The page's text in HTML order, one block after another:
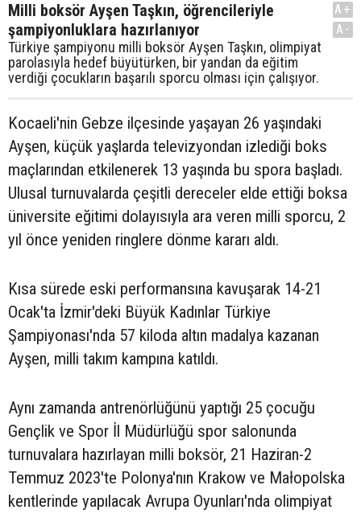
Milli boksör Ayşen Taşkın, öğrencileriyle
şampiyonluklara hazırlanıyor
Türkiye şampiyonu milli boksör Ayşen Taşkın, olimpiyat
parolasıyla hedef büyütürken, bir yandan da eğitim
verdiği çocukların başarılı sporcu olması için çalışıyor.
A+
A-
Kocaeli'nin Gebze ilçesinde yaşayan 26 yaşındaki
Ayşen, küçük yaşlarda televizyondan izlediği boks
maçlarından etkilenerek 13 yaşında bu spora başladı.
Ulusal turnuvalarda çeşitli dereceler elde ettiği boksa
üniversite eğitimi dolayısıyla ara veren milli sporcu, 2
yıl önce yeniden ringlere dönme kararı aldı.
Kısa sürede eski performansına kavuşarak 14-21
Ocak'ta İzmir'deki Büyük Kadınlar Türkiye
Şampiyonası'nda 57 kiloda altın madalya kazanan
Ayşen, milli takım kampına katıldı.
Aynı zamanda antrenörlüğünü yaptığı 25 çocuğu
Gençlik ve Spor İl Müdürlüğü spor salonunda
turnuvalara hazırlayan milli boksör, 21 Haziran-2
Temmuz 2023'te Polonya'nın Krakow ve Małopolska
kentlerinde yapılacak Avrupa Oyunları'nda olimpiyat